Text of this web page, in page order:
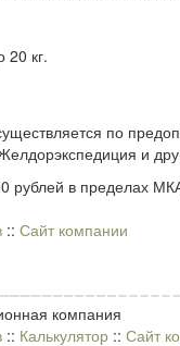
20 кг.
по
и
рублей в пределах
:: Сайт компании
компания
:: Калькулятор :: Сайт